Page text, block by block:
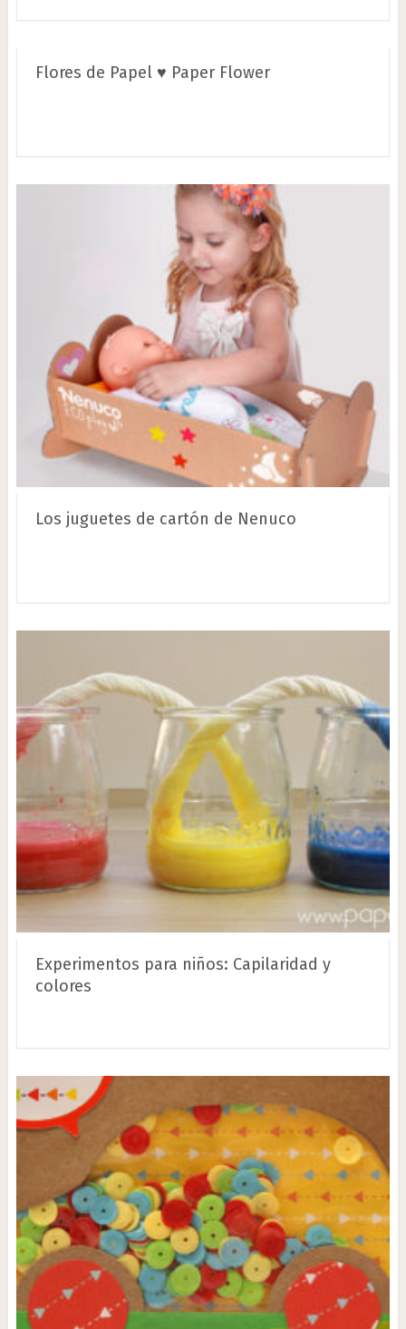
Flores de Papel ♥ Paper Flower
Los juguetes de cartón de Nenuco
Experimentos para niños: Capilaridad y
colores